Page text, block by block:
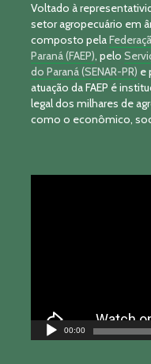
Voltado à
setor agropecuário em
composto pela
Paraná (FAEP), pelo
do Paraná (SENAR-PR) e
atuação da FAEP é
legal dos milhares de
como o econômico,
00:00